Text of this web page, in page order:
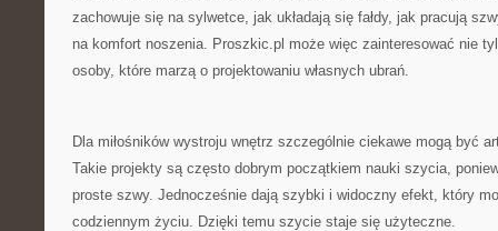
zachowuje się na sylwetce, jak układają się fałdy, jak pracują
na komfort noszenia. Proszkic.pl może więc zainteresować nie
osoby, które marzą o projektowaniu własnych ubrań.
Dla miłośników wystroju wnętrz szczególnie ciekawe mogą być
Takie projekty są często dobrym początkiem nauki szycia,
proste szwy. Jednocześnie dają szybki i widoczny efekt, który
codziennym życiu. Dzięki temu szycie staje się użyteczne.